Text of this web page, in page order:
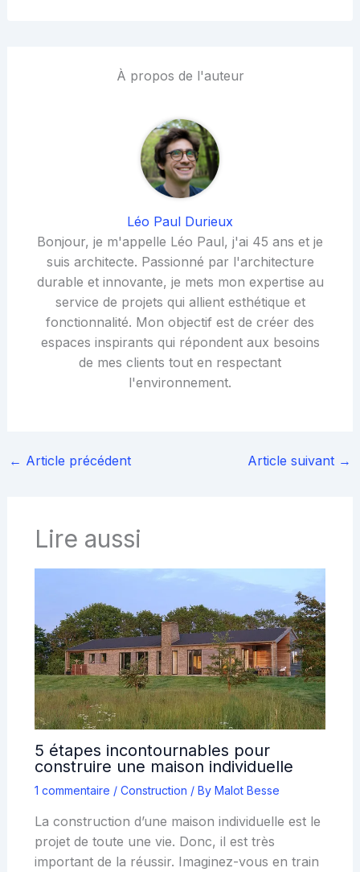
À propos de l'auteur
Léo Paul Durieux
Bonjour, je m'appelle Léo Paul, j'ai 45 ans et je
suis architecte. Passionné par l'architecture
durable et innovante, je mets mon expertise au
service de projets qui allient esthétique et
fonctionnalité. Mon objectif est de créer des
espaces inspirants qui répondent aux besoins
de mes clients tout en respectant
l'environnement.
← Article précédent Article suivant →
Lire aussi
5 étapes incontournables pour
construire une maison individuelle
1 commentaire / Construction / By Malot Besse
La construction d’une maison individuelle est le
projet de toute une vie. Donc, il est très
important de la réussir. Imaginez-vous en train